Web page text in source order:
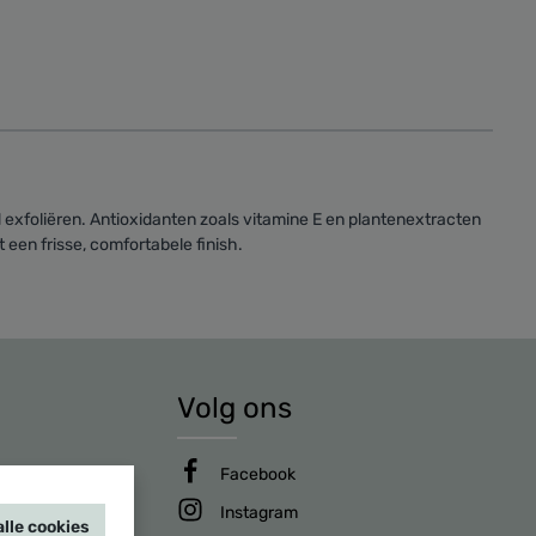
Antioxidanten zoals vitamine E en plantenextracten
een frisse, comfortabele finish.
Volg ons
Facebook
Instagram
cookies